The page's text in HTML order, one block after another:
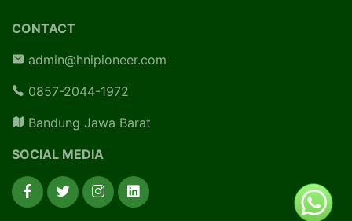
CONTACT
admin@hnipioneer.com
0857-2044-1972
Bandung Jawa Barat
SOCIAL MEDIA